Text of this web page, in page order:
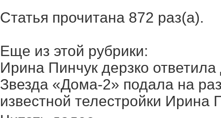
Статья прочитана 872 раз(a).
Еще из этой рубрики:
Ирина Пинчук дерзко ответила
Звезда «Дома-2» подала на
известной телестройки Ирина